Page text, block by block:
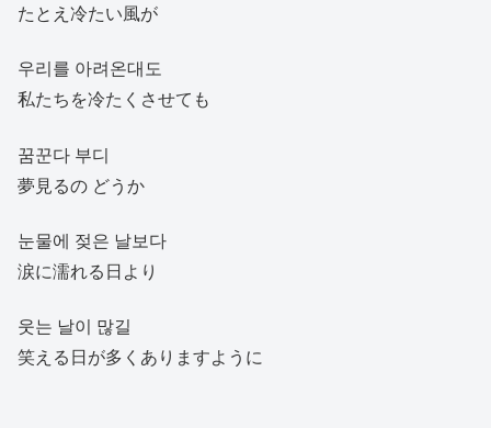
たとえ冷たい風が
우리를 아려온대도
私たちを冷たくさせても
꿈꾼다 부디
夢見るの どうか
눈물에 젖은 날보다
涙に濡れる日より
웃는 날이 많길
笑える日が多くありますように